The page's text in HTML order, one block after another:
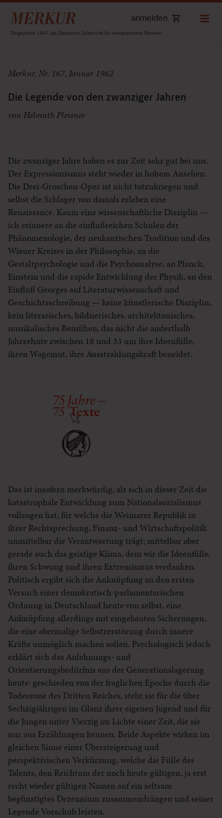
Gegründet 1947 als Deutsche Zeitschrift für europäisches Denken
anmelden
Merkur, Nr. 167, Januar 1962
Die Legende von den zwanziger Jahren
von Helmuth Plessner
Die zwanziger Jahre haben es zur Zeit sehr gut bei uns.
Der Expressionismus steht wieder in hohem Ansehen.
Die Drei-Groschen-Oper ist nicht totzukriegen und
selbst die Schlager von damals erleben eine
Renaissance. Kaum eine wissenschaftliche Disziplin —
ich erinnere an die einflußreichen Schulen der
Phänomenologie, der neukantischen Tradition und des
Wiener Kreises in der Philosophie, an die
Gestaltpsychologie und die Psychoanalyse, an Planck,
Einstein und die rapide Entwicklung der Physik, an den
Einfluß Georges auf Literaturwissenschaft und
Geschichtsschreibung — keine künstlerische Disziplin,
kein literarisches, bildnerisches, architektonisches,
musikalisches Bemühen, das nicht die anderthalb
Jahrzehnte zwischen 18 und 33 um ihre Ideenfülle,
ihren Wagemut, ihre Ausstrahlungskraft beneidet.
Das ist insofern merkwürdig, als sich in dieser Zeit die
katastrophale Entwicklung zum Nationalsozialismus
vollzogen hat, für welche die Weimarer Republik in
ihrer Rechtsprechung, Finanz- und Wirtschaftspolitik
unmittelbar die Verantwortung trägt; mittelbar aber
gerade auch das geistige Klima, dem wir die Ideenfülle,
ihren Schwung und ihren Extremismus verdanken.
Politisch ergibt sich die Anknüpfung an den ersten
Versuch einer demokratisch-parlamentarischen
Ordnung in Deutschland heute von selbst, eine
Anknüpfung allerdings mit eingebauten Sicherungen,
die eine abermalige Selbstzerstörung durch innere
Kräfte unmöglich machen sollen. Psychologisch jedoch
erklärt sich das Anlehnungs- und
Orientierungsbedürfnis aus der Generationslagerung
heute: geschieden von der fraglichen Epoche durch die
Todeszone des Dritten Reiches, steht sie für die über
Sechzigjährigen im Glanz ihrer eigenen Jugend und für
die Jungen unter Vierzig im Lichte einer Zeit, die sie
nur aus Erzählungen kennen. Beide Aspekte wirken im
gleichen Sinne einer Übersteigerung und
perspektivischen Verkürzung, welche die Fülle des
Talents, den Reichtum der noch heute gültigen, ja erst
recht wieder gültigen Namen auf ein seltsam
begünstigtes Dezennium zusammendrängen und seiner
Legende Vorschub leisten.